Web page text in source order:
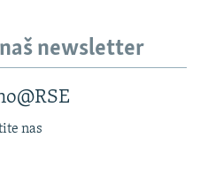
newsletter
nas